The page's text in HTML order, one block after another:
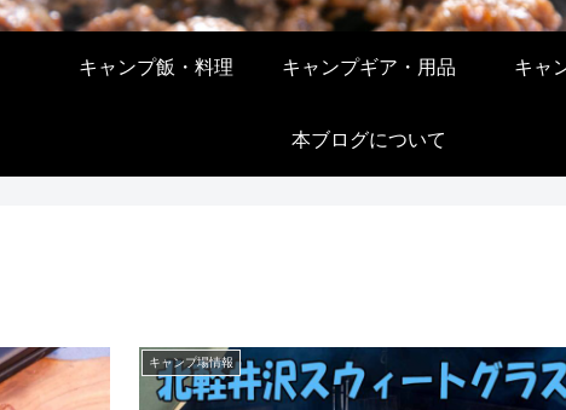
キャンプ飯・料理 キャンプギア・用品 キャ
本ブログについて
キャンプ場情報